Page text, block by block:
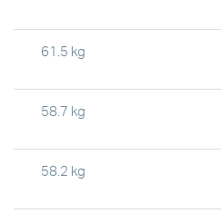
61.5 kg
58.7 kg
58.2 kg